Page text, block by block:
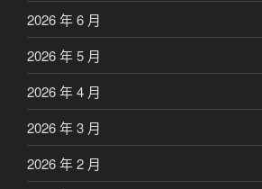
2026 年 6 月
2026 年 5 月
2026 年 4 月
2026 年 3 月
2026 年 2 月